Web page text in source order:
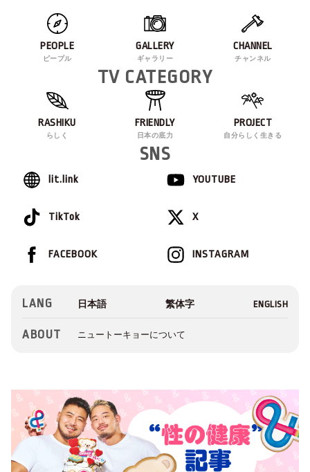
PEOPLE
ピープル
GALLERY
ギャラリー
CHANNEL
チャンネル
TV CATEGORY
RASHIKU
らしく
FRIENDLY
日本の底力
PROJECT
自分らしく生きる
SNS
lit.link YOUTUBE
TikTok X
INSTAGRAM
FACEBOOK
LANG
ABOUT ニュートーキョーについて